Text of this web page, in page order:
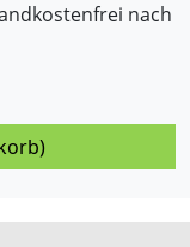
nach